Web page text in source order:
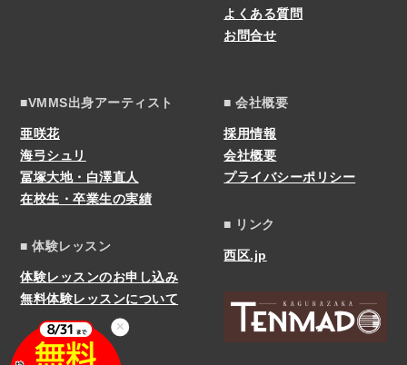
よくある質問
お問合せ
■VMMS出身アーティスト
亜咲花
海弓シュリ
冨塚大地・白澤直人
在校生・卒業生の実績
■ 体験レッスン
体験レッスンのお申し込み
無料体験レッスンについて
■ 会社概要
採用情報
会社概要
プライバシーポリシー
■ リンク
西区.jp
✕